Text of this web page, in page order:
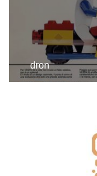
dron